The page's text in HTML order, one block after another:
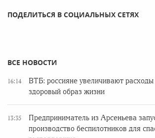
ПОДЕЛИТЬСЯ В СОЦИАЛЬНЫХ СЕТЯХ
ВСЕ НОВОСТИ
16:14
ВТБ: россияне увеличивают расходы
здоровый образ жизни
13:35
Предприниматель из Арсеньева
производство беспилотников для